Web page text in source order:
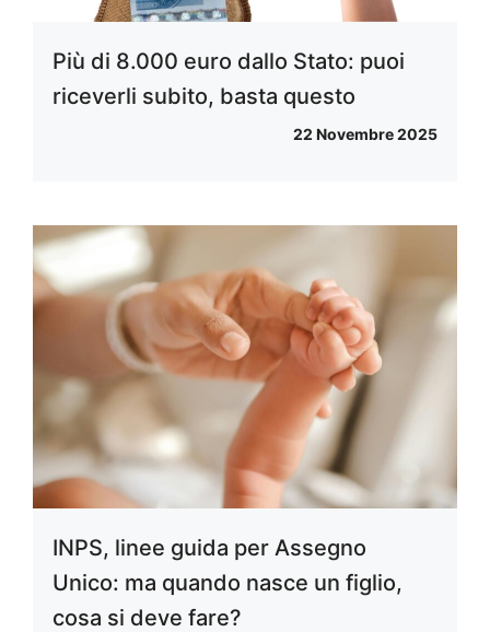
Più di 8.000 euro dallo Stato: puoi
riceverli subito, basta questo
22 Novembre 2025
INPS, linee guida per Assegno
Unico: ma quando nasce un figlio,
cosa si deve fare?